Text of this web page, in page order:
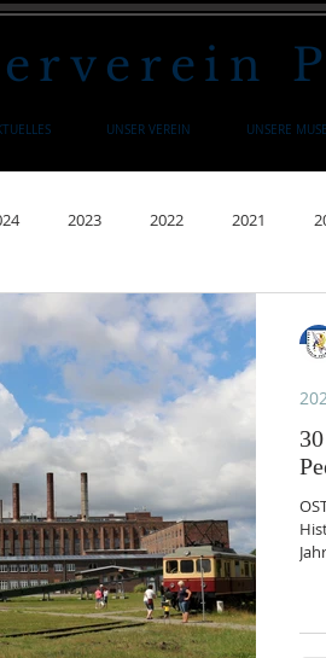
UNSER VEREIN UNSERE
2023 2022 2021
2003 2002 2001